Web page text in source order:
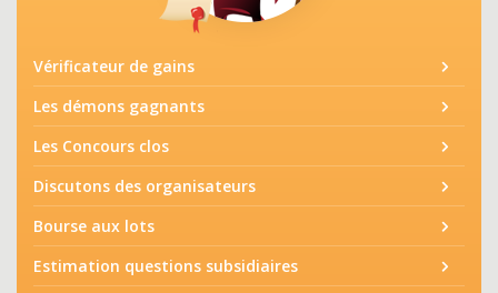
Vérificateur de gains
Les démons gagnants
Les Concours clos
Discutons des organisateurs
Bourse aux lots
Estimation questions subsidiaires